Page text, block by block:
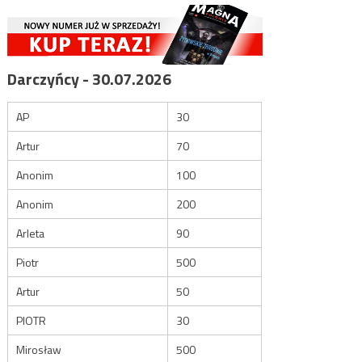
Darczyńcy - 30.07.2026
AP
30
Artur
70
Anonim
100
Anonim
200
Arleta
90
Piotr
500
Artur
50
PIOTR
30
Mirosław
500